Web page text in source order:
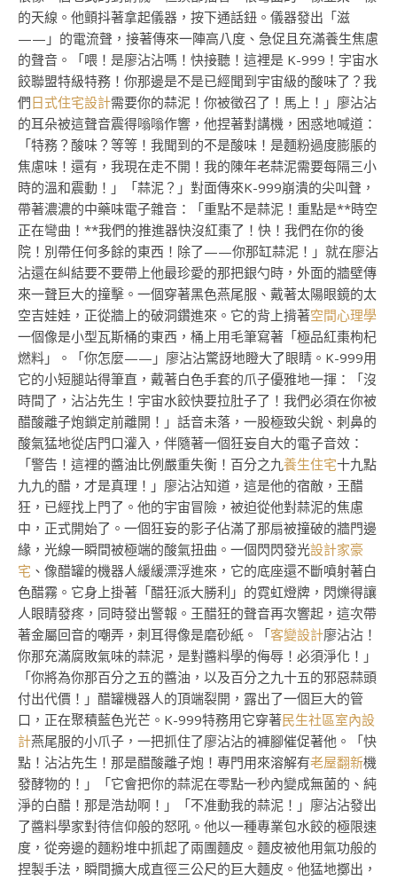
的天線。他顫抖著拿起儀器，按下通話鈕。儀器發出「滋
——」的電流聲，接著傳來一陣高八度、急促且充滿養生焦慮
的聲音。「喂！是廖沾沾嗎！快接聽！這裡是 K-999！宇宙水
餃聯盟特級特務！你那邊是不是已經聞到宇宙級的酸味了？我
們日式住宅設計需要你的蒜泥！你被徵召了！馬上！」廖沾沾
的耳朵被這聲音震得嗡嗡作響，他捏著對講機，困惑地喊道：
「特務？酸味？等等！我聞到的不是酸味！是麵粉過度膨脹的
焦慮味！還有，我現在走不開！我的陳年老蒜泥需要每隔三小
時的溫和震動！」「蒜泥？」對面傳來K-999崩潰的尖叫聲，
帶著濃濃的中藥味電子雜音：「重點不是蒜泥！重點是**時空
正在彎曲！**我們的推進器快沒紅棗了！快！我們在你的後
院！別帶任何多餘的東西！除了——你那缸蒜泥！」就在廖沾
沾還在糾結要不要帶上他最珍愛的那把銀勺時，外面的牆壁傳
來一聲巨大的撞擊。一個穿著黑色燕尾服、戴著太陽眼鏡的太
空吉娃娃，正從牆上的破洞鑽進來。它的背上揹著空間心理學
一個像是小型瓦斯桶的東西，桶上用毛筆寫著「極品紅棗枸杞
燃料」。「你怎麼——」廖沾沾驚訝地瞪大了眼睛。K-999用
它的小短腿站得筆直，戴著白色手套的爪子優雅地一揮：「沒
時間了，沾沾先生！宇宙水餃快要拉肚子了！我們必須在你被
醋酸離子炮鎖定前離開！」話音未落，一股極致尖銳、刺鼻的
酸氣猛地從店門口灌入，伴隨著一個狂妄自大的電子音效：
「警告！這裡的醬油比例嚴重失衡！百分之九養生住宅十九點
九九的醋，才是真理！」廖沾沾知道，這是他的宿敵，王醋
狂，已經找上門了。他的宇宙冒險，被迫從他對蒜泥的焦慮
中，正式開始了。一個狂妄的影子佔滿了那扇被撞破的牆門邊
緣，光線一瞬間被極端的酸氣扭曲。一個閃閃發光設計家豪
宅 、像醋罐的機器人緩緩漂浮進來，它的底座還不斷噴射著白
色醋霧。它身上掛著「醋狂派大勝利」的霓虹燈牌，閃爍得讓
人眼睛發疼，同時發出警報。王醋狂的聲音再次響起，這次帶
著金屬回音的嘲弄，刺耳得像是磨砂紙。「客變設計廖沾沾！
你那充滿腐敗氣味的蒜泥，是對醬料學的侮辱！必須淨化！」
「你將為你那百分之五的醬油，以及百分之九十五的邪惡蒜頭
付出代價！」醋罐機器人的頂端裂開，露出了一個巨大的管
口，正在聚積藍色光芒。K-999特務用它穿著民生社區室內設
計燕尾服的小爪子，一把抓住了廖沾沾的褲腳催促著他。「快
點！沾沾先生！那是醋酸離子炮！專門用來溶解有老屋翻新機
發酵物的！」「它會把你的蒜泥在零點一秒內變成無菌的、純
淨的白醋！那是浩劫啊！」「不准動我的蒜泥！」廖沾沾發出
了醬料學家對待信仰般的怒吼。他以一種專業包水餃的極限速
度，從旁邊的麵粉堆中抓起了兩團麵皮。麵皮被他用氣功般的
捏製手法，瞬間擴大成直徑三公尺的巨大麵皮。他猛地擲出，